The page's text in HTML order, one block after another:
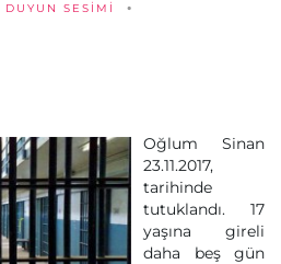
DUYUN SESIMI
Oğlum Sinan
23.11.2017,
tarihinde
tutuklandı. 17
yaşına gireli
daha beş gün